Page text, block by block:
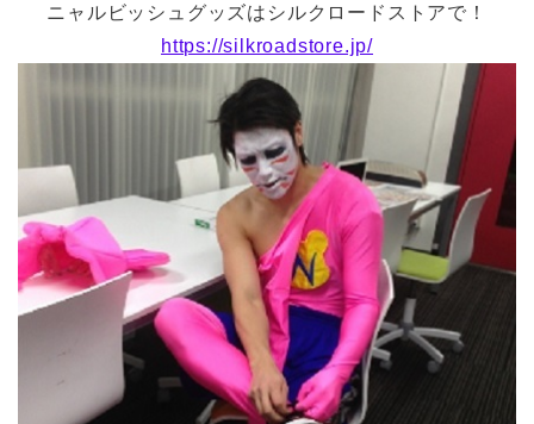
ニャルビッシュグッズはシルクロードストアで！
https://silkroadstore.jp/